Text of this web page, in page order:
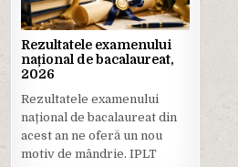
Rezultatele examenului
național de bacalaureat,
2026
Rezultatele examenului
național de bacalaureat din
acest an ne oferă un nou
motiv de mândrie. IPLT